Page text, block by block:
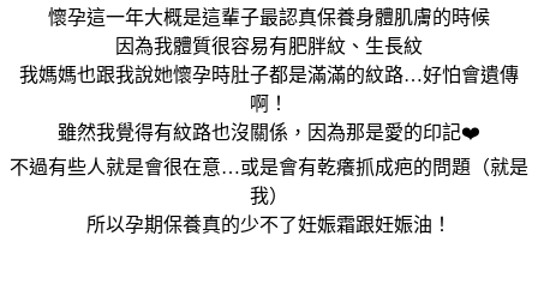
懷孕這一年大概是這輩子最認真保養身體肌膚的時候
因為我體質很容易有肥胖紋、生長紋
我媽媽也跟我說她懷孕時肚子都是滿滿的紋路…好怕會遺傳
啊！
雖然我覺得有紋路也沒關係，因為那是愛的印記❤️
不過有些人就是會很在意…或是會有乾癢抓成疤的問題（就是
我）
所以孕期保養真的少不了妊娠霜跟妊娠油！